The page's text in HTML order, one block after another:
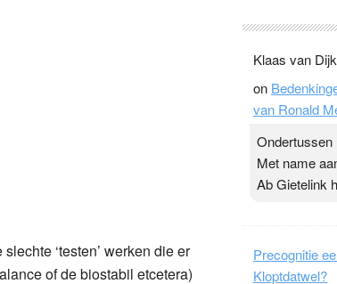
‘testen’ werken die er
of de biostabil etcetera)
topsporters.
verlagen
Daarop heeft
zijn.
topspsort › [...]
Klaas van Dijk
on
van Ronald
Ondertussen
Met name
Ab Gietelink
Precognitie
Kloptdatwel?